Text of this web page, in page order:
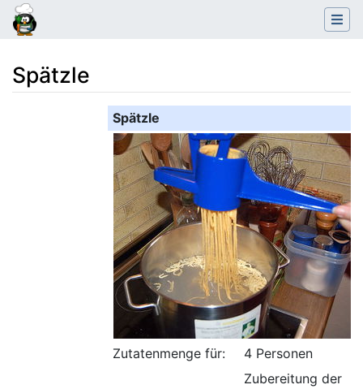
Spätzle
Navigation,
Spätzle
Zutatenmenge für: 4 Personen
Zubereitung der